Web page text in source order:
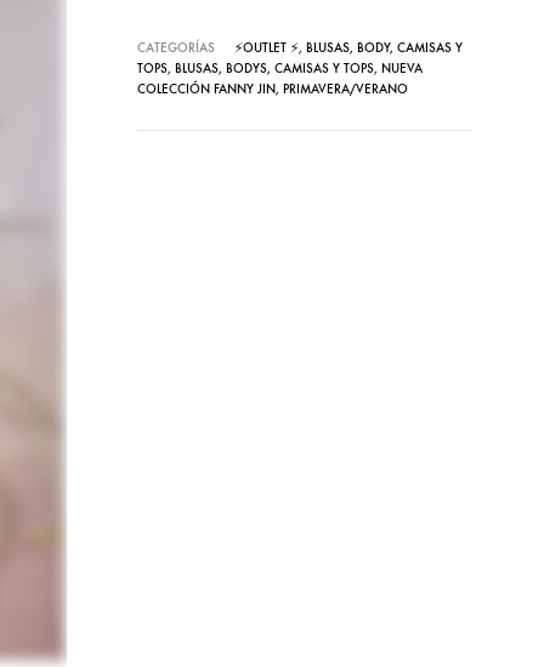
CATEGORÍAS ⚡OUTLET ⚡, BLUSAS, BODY, CAMISAS Y
TOPS, BLUSAS, BODYS, CAMISAS Y TOPS, NUEVA
COLECCIÓN FANNY JIN, PRIMAVERA/VERANO